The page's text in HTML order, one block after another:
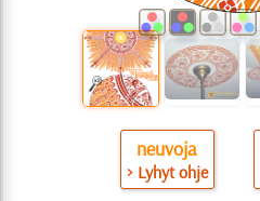
neuvoja
> Lyhyt ohje